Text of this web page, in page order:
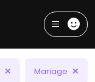
Mariage